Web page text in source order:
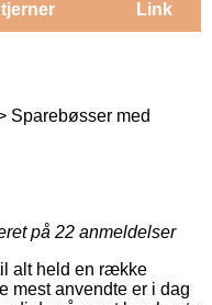
Link
Sparebøsser med
på 22 anmeldelser
alt held en række
mest anvendte er i dag